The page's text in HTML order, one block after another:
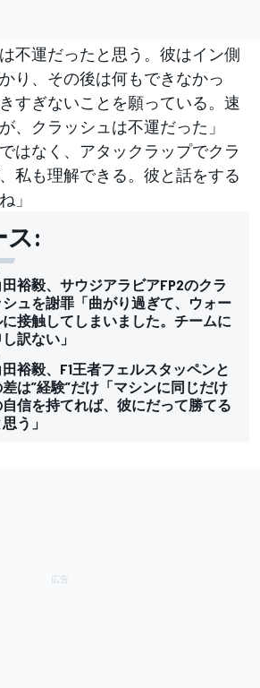
不運だったと思う。彼はイン側
り、その後は何もできなかっ
すぎないことを願っている。速
、クラッシュは不運だった」
はなく、アタックラップでクラ
私も理解できる。彼と話をする
」
ス:
裕毅、サウジアラビアFP2のクラ
シュを謝罪「曲がり過ぎて、ウォー
に接触してしまいました。チームに
訳ない」
裕毅、F1王者フェルスタッペンと
は”経験”だけ「マシンに同じだけ
信を持てれば、彼にだって勝てる
う」